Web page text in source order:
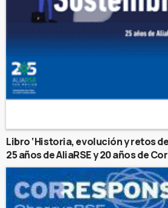
Libro ‘Historia, evolución y retos
25 años de AliaRSE y 20 años de